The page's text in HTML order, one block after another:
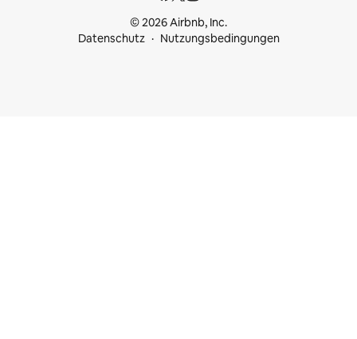
© 2026 Airbnb, Inc.
Datenschutz
Nutzungsbedingungen